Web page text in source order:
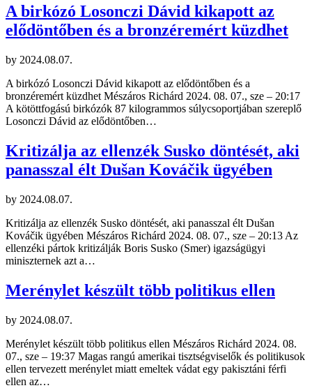
A birkózó Losonczi Dávid kikapott az
elődöntőben és a bronzéremért küzdhet
by 2024.08.07.
A birkózó Losonczi Dávid kikapott az elődöntőben és a
bronzéremért küzdhet Mészáros Richárd 2024. 08. 07., sze – 20:17
A kötöttfogású birkózók 87 kilogrammos súlycsoportjában szereplő
Losonczi Dávid az elődöntőben…
Kritizálja az ellenzék Susko döntését, aki
panasszal élt Dušan Kováčik ügyében
by 2024.08.07.
Kritizálja az ellenzék Susko döntését, aki panasszal élt Dušan
Kováčik ügyében Mészáros Richárd 2024. 08. 07., sze – 20:13 Az
ellenzéki pártok kritizálják Boris Susko (Smer) igazságügyi
miniszternek azt a…
Merénylet készült több politikus ellen
by 2024.08.07.
Merénylet készült több politikus ellen Mészáros Richárd 2024. 08.
07., sze – 19:37 Magas rangú amerikai tisztségviselők és politikusok
ellen tervezett merénylet miatt emeltek vádat egy pakisztáni férfi
ellen az…